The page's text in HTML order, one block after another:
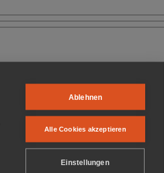
Ablehnen
Alle Cookies akzeptieren
Einstellungen